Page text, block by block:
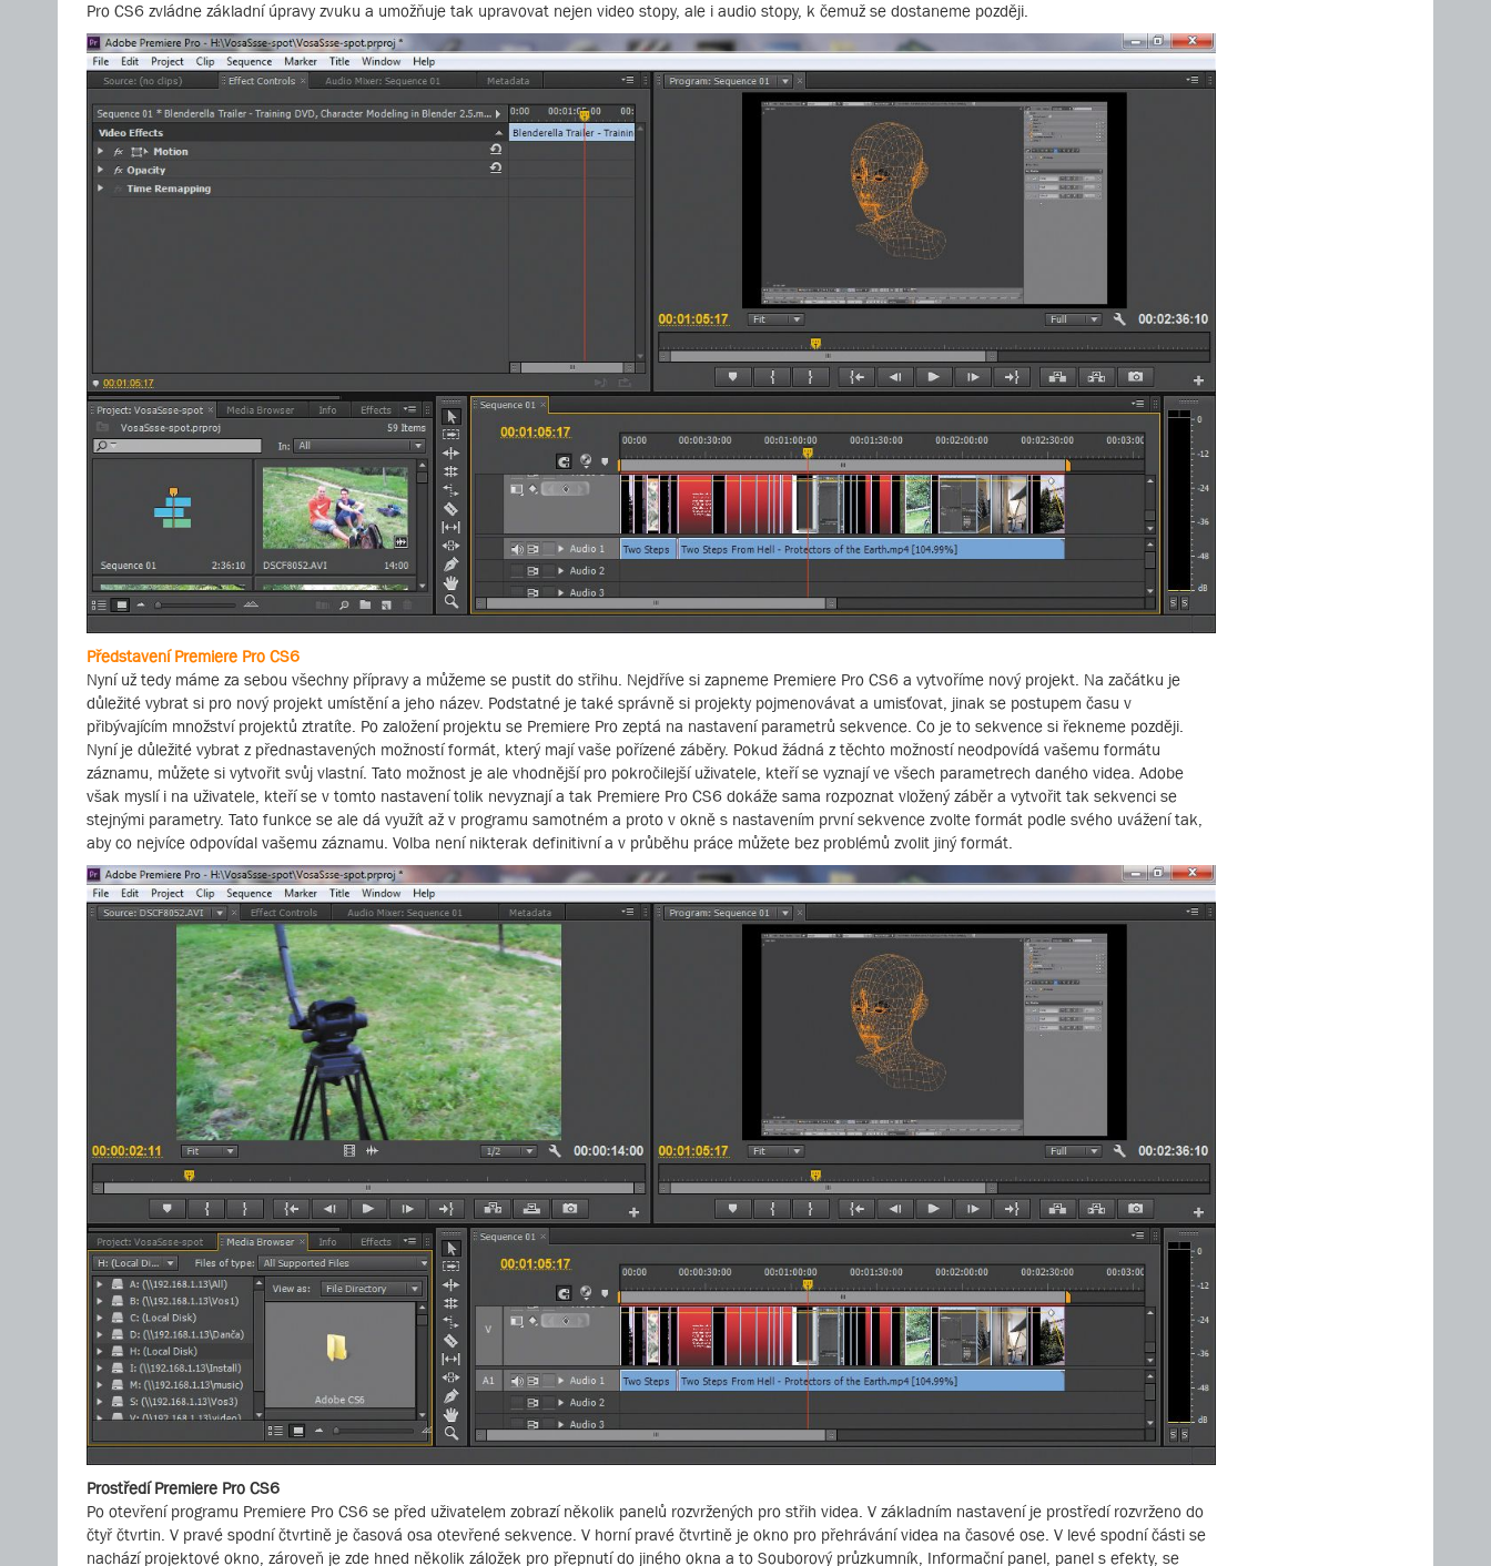
Pro CS6 zvládne základní úpravy zvuku a umožňuje tak upravovat nejen video stopy, ale i audio stopy, k čemuž se dostaneme později.
Představení Premiere Pro CS6
Nyní už tedy máme za sebou všechny přípravy a můžeme se pustit do střihu. Nejdříve si zapneme Premiere Pro CS6 a vytvoříme nový projekt. Na začátku je
důležité vybrat si pro nový projekt umístění a jeho název. Podstatné je také správně si projekty pojmenovávat a umisťovat, jinak se postupem času v
přibývajícím množství projektů ztratíte. Po založení projektu se Premiere Pro zeptá na nastavení parametrů sekvence. Co je to sekvence si řekneme později.
Nyní je důležité vybrat z přednastavených možností formát, který mají vaše pořízené záběry. Pokud žádná z těchto možností neodpovídá vašemu formátu
záznamu, můžete si vytvořit svůj vlastní. Tato možnost je ale vhodnější pro pokročilejší uživatele, kteří se vyznají ve všech parametrech daného videa. Adobe
však myslí i na uživatele, kteří se v tomto nastavení tolik nevyznají a tak Premiere Pro CS6 dokáže sama rozpoznat vložený záběr a vytvořit tak sekvenci se
stejnými parametry. Tato funkce se ale dá využít až v programu samotném a proto v okně s nastavením první sekvence zvolte formát podle svého uvážení tak,
aby co nejvíce odpovídal vašemu záznamu. Volba není nikterak definitivní a v průběhu práce můžete bez problémů zvolit jiný formát.
Prostředí Premiere Pro CS6
Po otevření programu Premiere Pro CS6 se před uživatelem zobrazí několik panelů rozvržených pro střih videa. V základním nastavení je prostředí rozvrženo do
čtyř čtvrtin. V pravé spodní čtvrtině je časová osa otevřené sekvence. V horní pravé čtvrtině je okno pro přehrávání videa na časové ose. V levé spodní části se
nachází projektové okno, zároveň je zde hned několik záložek pro přepnutí do jiného okna a to Souborový průzkumník, Informační panel, panel s efekty, se